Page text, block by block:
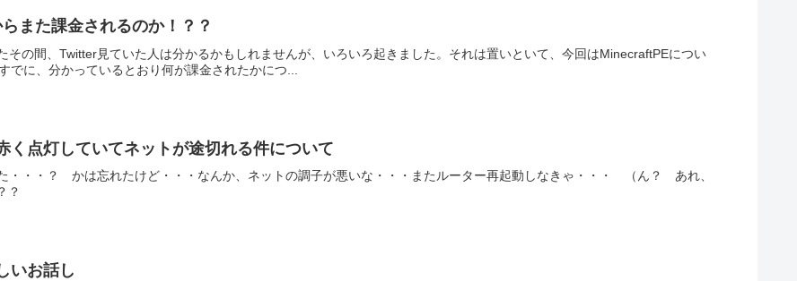
また課金されるのか！？？
その間、Twitter見ていた人は分かるかもしれませんが、いろいろ起きました。それは置いといて、今回はMinecraftPEについ
に、分かっているとおり何が課金されたかにつ...
く点灯していてネットが途切れる件について
・・・？ かは忘れたけど・・・なんか、ネットの調子が悪いな・・・またルーター再起動しなきゃ・・・ （ん？ あれ、
？
いお話し